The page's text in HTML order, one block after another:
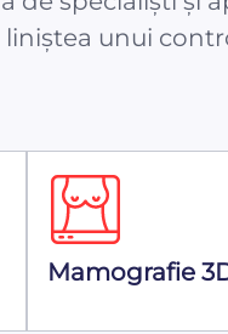
liniștea unui
Mamografie